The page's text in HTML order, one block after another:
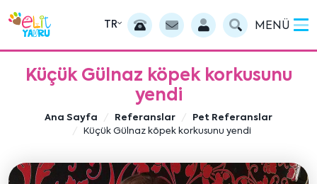
TR MENÜ
Küçük Gülnaz köpek korkusunu
yendi
Ana Sayfa Referanslar
Pet Referanslar
Küçük Gülnaz köpek korkusunu yendi